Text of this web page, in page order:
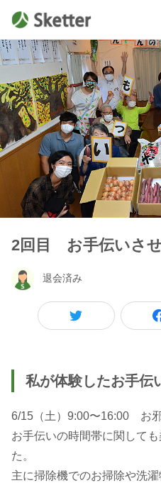
2回目 お手伝いさ
退会済み
私が体験したお手伝
6/15（土）9:00〜16:00 お
お手伝いの時間帯に関して
た。
主に掃除機でのお掃除や洗